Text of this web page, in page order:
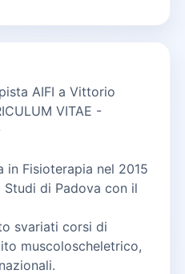
AIFI a Vittorio
VITAE -
in Fisioterapia nel 2015
Studi di Padova con il
svariati corsi di
muscoloscheletrico,